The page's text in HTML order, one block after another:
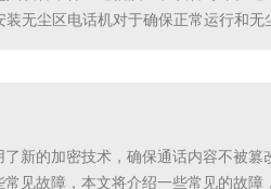
无尘区电话机对于确保正常运行和无
新的加密技术，确保通话内容不被
见故障，本文将介绍一些常见的故障